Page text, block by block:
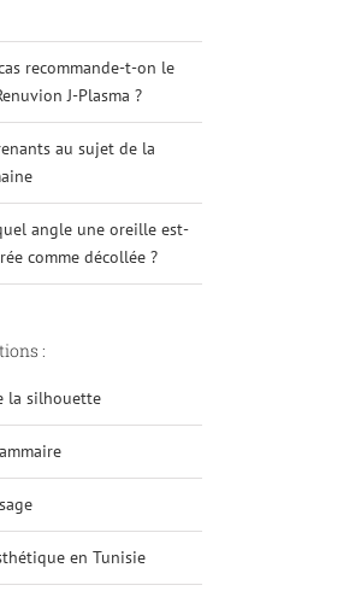
recommande-t-on le
J-Plasma ?
au sujet de la
angle une oreille est-
comme décollée ?
:
la silhouette
en Tunisie